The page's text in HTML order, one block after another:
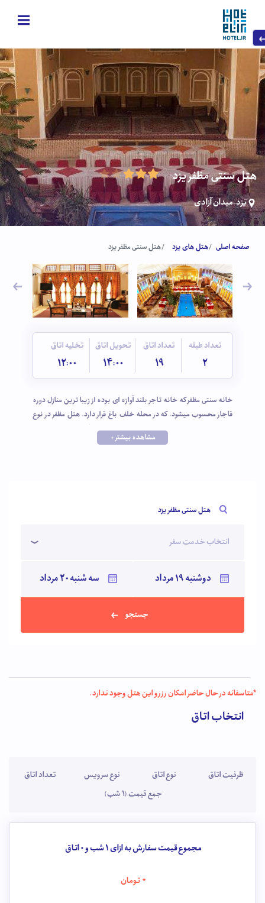
هتل سنتی مظفر یزد
یزد-میدان آزادی
صفحه اصلی هتل های یزد هتل سنتی مظفر یزد
خانه سنتی مظفر که خانه تاجر بلند آوازه ای بوده از زیبا ترین منازل دوره
قاجار محسوب میشود، که در محله خلف باغ قرار دارد. هتل مظفر در نوع
خود بی‌نظیر است؛ اتاق پنج دری و تالاری زیبا و بادگیر با شکوهی دارد و
تمام اتاقهای هتل دور تا دور حیاط بزرگ با حوض و باغچه‌ای کوچک آن
مشاهده بیشتر +
تعداد طبقه
2
تعداد اتاق
19
تحویل اتاق
14:00
تخلیه اتاق
12:00
هتل سنتی مظفر یزد
انتخاب خدمت سفر
جستجو
*متاسفانه در حال حاضر امکان رزرو این هتل وجود ندارد.
انتخاب اتاق
ظرفیت اتاق نوع اتاق نوع سرویس
تعداد اتاق
جمع قیمت (1 شب)
مجموع قیمت سفارش به ازای 1 شب و 0اتاق
0تومان